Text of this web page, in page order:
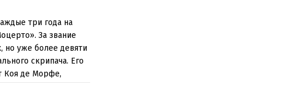
три года на
За звание
но уже более девяти
скрипача. Его
Коя де Морфе,
всех сил